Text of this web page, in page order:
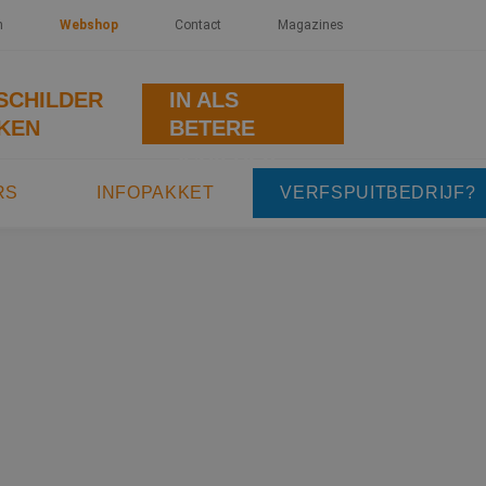
Webshop Contact Magazines
IN ALS
BETERE
INFOPAKKET VERFSPUITBEDRIJF?